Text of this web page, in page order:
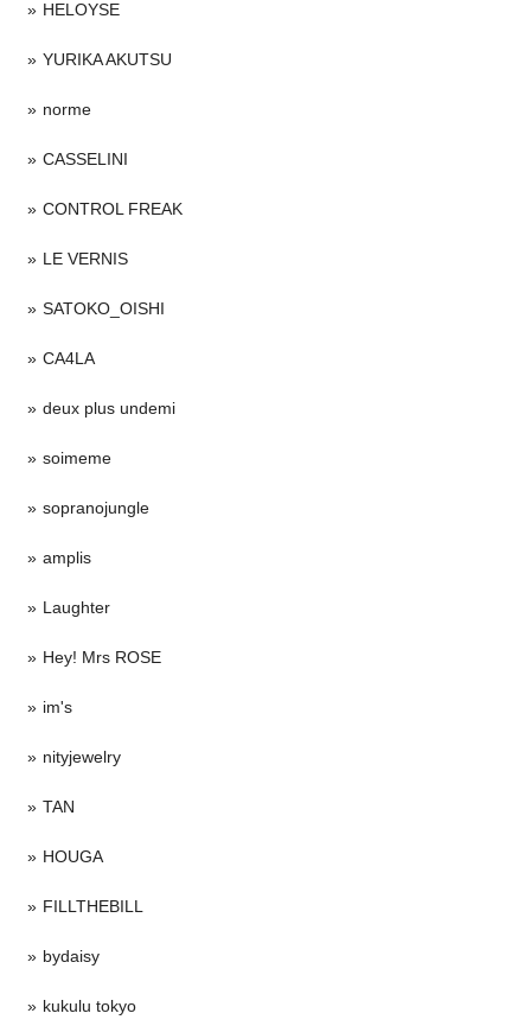
HELOYSE
YURIKA AKUTSU
norme
CASSELINI
CONTROL FREAK
LE VERNIS
SATOKO_OISHI
CA4LA
deux plus undemi
soimeme
sopranojungle
amplis
Laughter
Hey! Mrs ROSE
im's
nityjewelry
TAN
HOUGA
FILLTHEBILL
bydaisy
kukulu tokyo